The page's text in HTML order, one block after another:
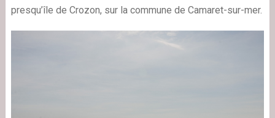
presqu’île de Crozon, sur la commune de Camaret-sur-mer.